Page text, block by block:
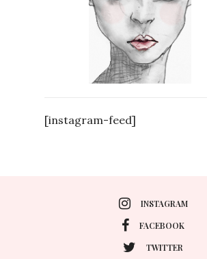
[instagram-feed]
INSTAGRAM
FACEBOOK
TWITTER